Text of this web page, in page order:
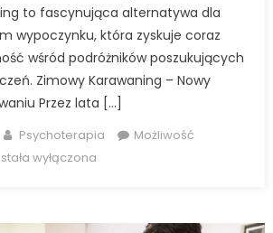
to fascynująca alternatywa dla
wypoczynku, która zyskuje coraz
wśród podróżników poszukujących
Zimowy Karawaning – Nowy
Przez lata […]
Author
Psychoterapia
Możliwość
wyłączona